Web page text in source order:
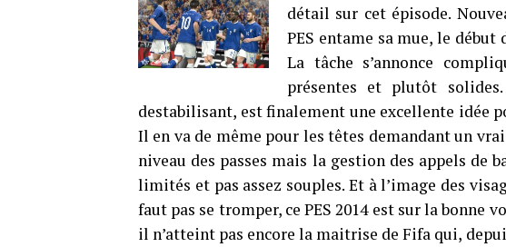
détail sur cet épisode.
PES entame sa mue, le
La tâche s’annonce
présentes et plutôt
destabilisant, est finalement une excellente idée
Il en va de même pour les têtes demandant un
niveau des passes mais la gestion des appels de
limités et pas assez souples. Et à l’image des
faut pas se tromper, ce PES 2014 est sur la bonne
il n’atteint pas encore la maitrise de Fifa qui,